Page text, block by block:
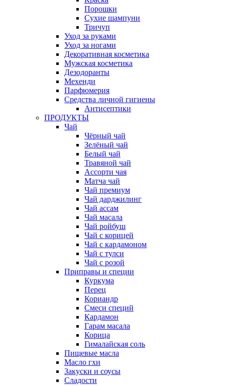
Порошки
Сухие шампуни
Тричуп
Уход за руками
Уход за ногами
Декоративная косметика
Мужская косметика
Дезодоранты
Мехенди
Парфюмерия
Средства личной гигиены
Антисептики
ПРОДУКТЫ
Чай
Чёрный чай
Зелёный чай
Белый чай
Травяной чай
Ассорти чая
Матча чай
Чай премиум
Чай дарджилинг
Чай ассам
Чай масала
Чай ройбуш
Чай с корицей
Чай с кардамоном
Чай с тулси
Чай с розой
Приправы и специи
Куркума
Перец
Кориандр
Смеси специй
Кардамон
Гарам масала
Корица
Гималайская соль
Пищевые масла
Масло гхи
Закуски и соусы
Сладости